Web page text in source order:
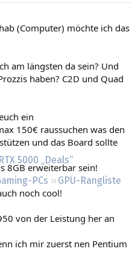
RTX 5000 „Deals“
PCs
GPU-Rangliste
(Computer) möchte ich das
am längsten da sein? Und
haben? C2D und Quad
ein
150€ raussuchen was den
und das Board sollte
8GB erweiterbar sein!
noch cool!
von der Leistung her an
ich mir zuerst nen Pentium